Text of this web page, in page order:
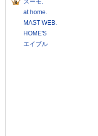
スーモ.
at home.
MAST-WEB.
HOME'S
エイブル